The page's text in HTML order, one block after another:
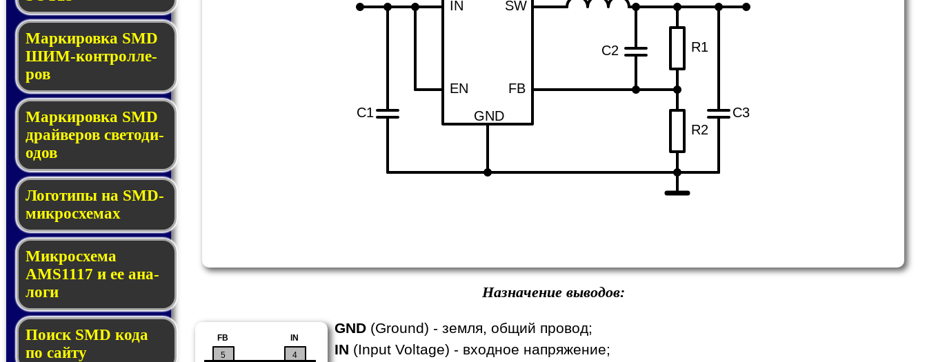
Маркировка SMD
ШИМ-кон­трол­ле­
ров
Маркировка SMD
драй­ве­ров све­то­ди­
о­дов
Логотипы на SMD-
мик­ро­схе­мах
Микросхема
AMS1117 и ее ана­
ло­ги
Поиск SMD ко­да
по сай­ту
C1 C3
R1
R2
IN
EN
SW
FB
GND
C2
Назначение выводов:
4
IN
5
FB
GND (Ground) - земля, общий провод;
IN (Input Voltage) - входное напряжение;